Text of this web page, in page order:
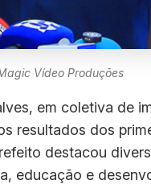
Vídeo Produções
em coletiva de
resultados dos
destacou
educação e